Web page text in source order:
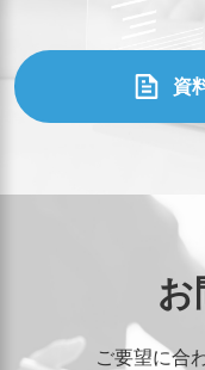
資
お
ご要望に合